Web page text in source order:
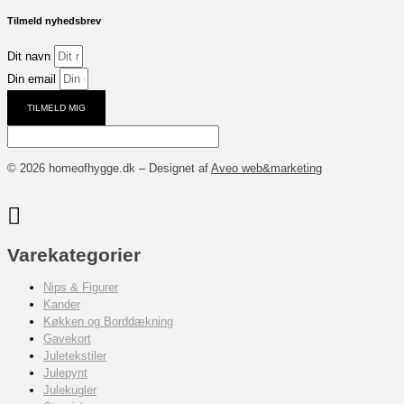
Tilmeld nyhedsbrev
Dit navn
Din email
TILMELD MIG
© 2026 homeofhygge.dk – Designet af Aveo web&marketing
Varekategorier
Nips & Figurer
Kander
Køkken og Borddækning
Gavekort
Juletekstiler
Julepynt
Julekugler